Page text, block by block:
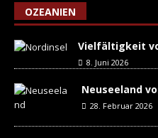
OZEANIEN
Vielfältigkeit
8. Juni 2026
Neuseeland
28. Februar 2026